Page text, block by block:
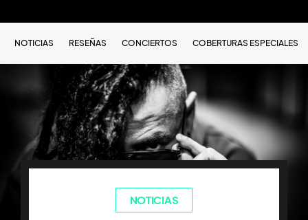
NOTICIAS RESEÑAS CONCIERTOS COBERTURAS ESPECIALES
NOTICIAS